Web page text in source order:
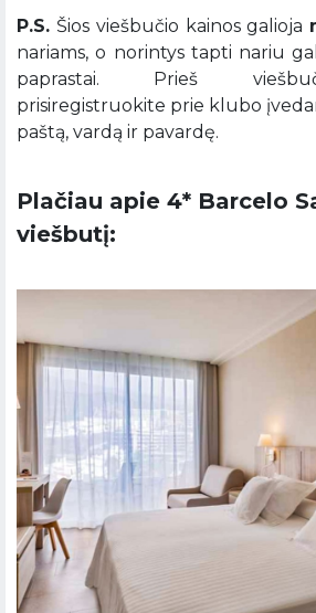
P.S. Šios viešbučio kainos galioja
nariams, o norintys tapti nariu
paprastai. Prieš
prisiregistruokite prie klubo
paštą, vardą ir pavardę.
Plačiau apie 4* Barcelo
viešbutį: